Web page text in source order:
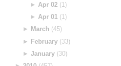
► Apr 02 (1)
►Apr 01 (1)
►
March (45)
► February(33)
► January(30)